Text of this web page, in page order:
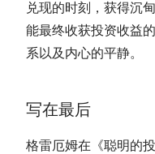
兑现的时刻，获得沉
能最终收获投资收益
系以及内心的平静。
写在最后
格雷厄姆在《聪明的